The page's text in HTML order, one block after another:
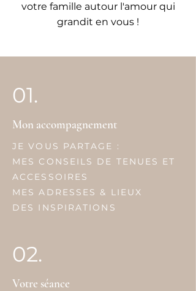
votre famille autour l'amour qui
grandit en vous !
01.
Mon accompagnement
JE VOUS PARTAGE :
MES CONSEILS DE TENUES ET
ACCESSOIRES
MES ADRESSES & LIEUX
DES INSPIRATIONS
02.
Votre séance